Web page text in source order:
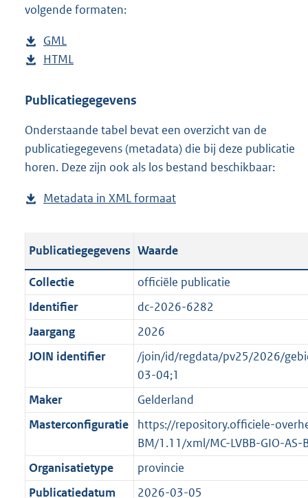
volgende formaten:
D
o
n
o
a
d
u
l
c
a
t
i
e
n
f
o
m
a
GML
e
t
n
d
s
r
o
t
e
:
1
5
K
b
D
w
l
o
a
p
b
i
c
a
t
i
i
n
f
r
m
HTML
s
a
n
d
g
o
t
t
e
:
o
b
e
k
n
d
Publicatiegegevens
Onderstaande tabel bevat een overzicht van de
publicatiegegevens (metadata) die bij deze publicatie
horen. Deze zijn ook als los bestand beschikbaar:
Metadata in XML formaat
t
a
n
d
g
r
o
o
t
t
e
:
Publicatiegegevens Waarde
Collectie
officiële publicatie
Identifier
dc-2026-6282
Jaargang
2026
JOIN identifier
/join/id/regdata/pv25/2026/
03-04;1
Maker
Gelderland
Masterconfiguratie
https://repository.officiele-
BM/1.11/xml/MC-LVBB-GIO-AS-
Organisatietype
provincie
Publicatiedatum
2026-03-05